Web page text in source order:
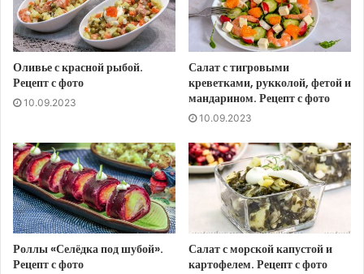
Оливье с красной рыбой.
Рецепт с фото
10.09.2023
Салат с тигровыми
креветками, рукколой, фетой и
мандарином. Рецепт с фото
10.09.2023
Роллы «Селёдка под шубой».
Рецепт с фото
Салат с морской капустой и
картофелем. Рецепт с фото